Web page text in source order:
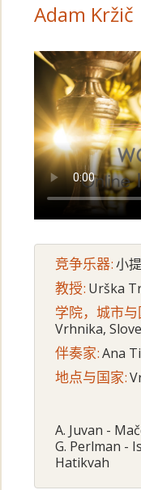
Adam Kržič
竞争乐器:小
教授: Urška
学院，城市与
Vrhnika,
伴奏家:Ana
地点与国家:
A. Juvan -
G. Perlman -
Hatikvah